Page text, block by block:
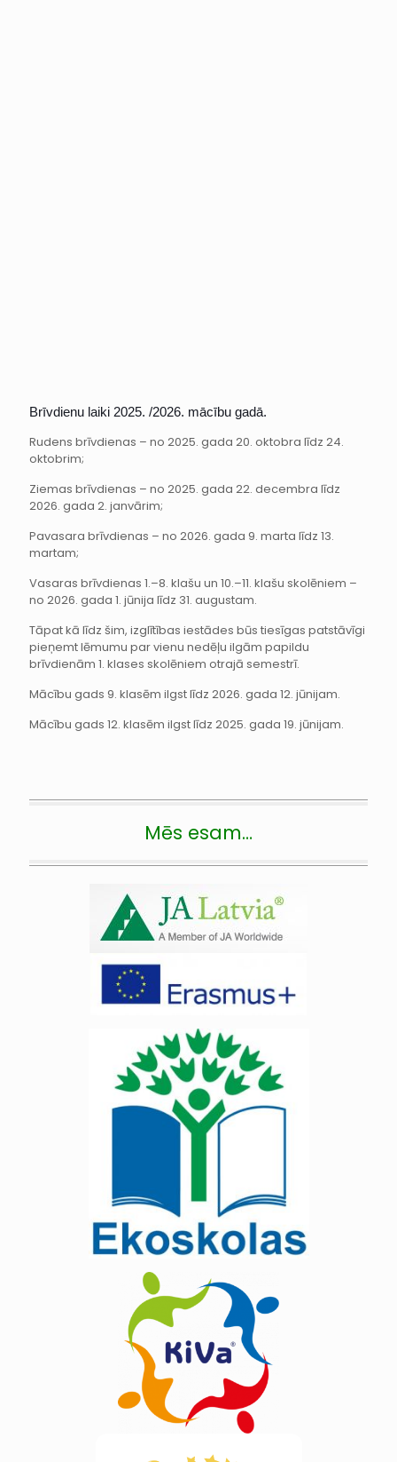
Brīvdienu laiki 2025. /2026. mācību gadā.
Rudens brīvdienas – no 2025. gada 20. oktobra līdz 24.
oktobrim;
Ziemas brīvdienas – no 2025. gada 22. decembra līdz
2026. gada 2. janvārim;
Pavasara brīvdienas – no 2026. gada 9. marta līdz 13.
martam;
Vasaras brīvdienas 1.–8. klašu un 10.–11. klašu skolēniem –
no 2026. gada 1. jūnija līdz 31. augustam.
Tāpat kā līdz šim, izglītības iestādes būs tiesīgas patstāvīgi
pieņemt lēmumu par vienu nedēļu ilgām papildu
brīvdienām 1. klases skolēniem otrajā semestrī.
Mācību gads 9. klasēm ilgst līdz 2026. gada 12. jūnijam.
Mācību gads 12. klasēm ilgst līdz 2025. gada 19. jūnijam.
Mēs esam…